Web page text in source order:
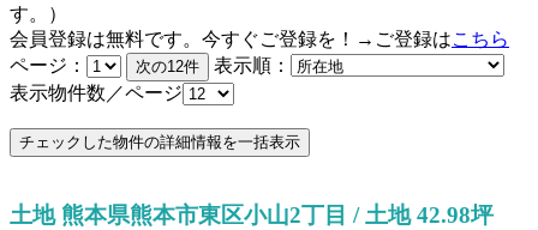
す。）
会員登録は無料です。今すぐご登録を！→ご登録はこちら
ページ：
表示順：
表示物件数／ページ
土地 熊本県熊本市東区小山2丁目 / 土地 42.98坪